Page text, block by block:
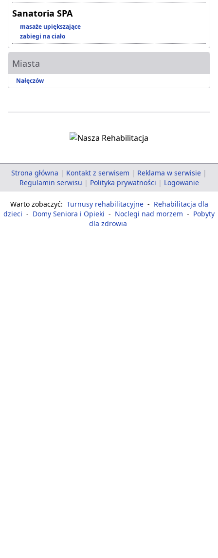
Sanatoria SPA
masaże upiększające
zabiegi na ciało
Miasta
Nałęczów
Strona główna | Kontakt z serwisem | Reklama w serwisie |
Regulamin serwisu | Polityka prywatności | Logowanie
Warto zobaczyć: Turnusy rehabilitacyjne - Rehabilitacja dla
dzieci - Domy Seniora i Opieki - Noclegi nad morzem - Pobyty
dla zdrowia